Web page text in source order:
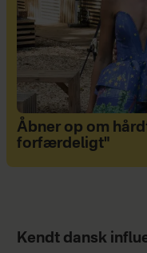
Åbner op om
forfærdeligt"
Kendt dansk